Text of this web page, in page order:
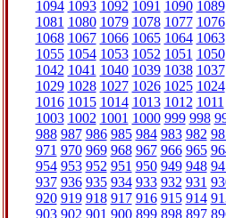
1094 1093 1092 1091 1090 1089
1081 1080 1079 1078 1077 1076
1068 1067 1066 1065 1064 1063
1055 1054 1053 1052 1051 1050
1042 1041 1040 1039 1038 1037
1029 1028 1027 1026 1025 1024
1016 1015 1014 1013 1012 1011
1003 1002 1001 1000 999 998
988 987 986 985 984 983 982
971 970 969 968 967 966 965
954 953 952 951 950 949 948
937 936 935 934 933 932 931
920 919 918 917 916 915 914
903 902 901 900 899 898 897